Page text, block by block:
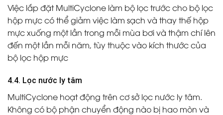
Việc lắp đặt MultiCyclone làm bộ lọc trước cho bộ lọc
hộp mực có thể giảm việc làm sạch và thay thế hộp
mực xuống một lần trong mỗi mùa bơi và thậm chí lên
đến một lần mỗi năm, tùy thuộc vào kích thước của
bộ lọc hộp mực
4.4. Lọc nước ly tâm
MultiCyclone hoạt động trên cơ sở lọc nước ly tâm.
Không có bộ phận chuyển động nào bị hao mòn và